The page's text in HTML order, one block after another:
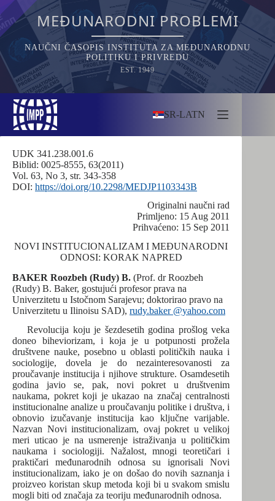
Skip
to
content
MEĐUNARODNI PROBLEMI
NAUČNI ČASOPIS INSTITUTA ZA MEĐUNARODNU
POLITIKU I PRIVREDU
EST. 1949
SR-LATN
UDK 341.238.001.6
Biblid: 0025-8555, 63(2011)
Vol. 63, No 3, str. 343-358
DOI: https://doi.org/10.2298/MEDJP1103343B
Originalni naučni rad
Primljeno: 15 Aug 2011
Prihvaćeno: 15 Sep 2011
NOVI INSTITUCIONALIZAM I MEĐUNARODNI
ODNOSI: KORAK NAPRED
BAKER Roozbeh (Rudy) B. (Prof. dr Roozbeh
(Rudy) B. Baker, gostujući profesor prava na
Univerzitetu u Istočnom Sarajevu; doktorirao pravo na
Univerzitetu u Ilinoisu SAD), rudy.baker @yahoo.com
Revolucija koju je šezdesetih godina prošlog veka
doneo biheviorizam, i koja je u potpunosti prožela
društvene nauke, posebno u oblasti političkih nauka i
sociologije, dovela je do nezainteresovanosti za
proučavanje institucija i njihove strukture. Osamdesetih
godina javio se, pak, novi pokret u društvenim
naukama, pokret koji je ukazao na značaj centralnosti
institucionalne analize u proučavanju politike i društva, i
obnovio izučavanje institucija kao ključne varijable.
Nazvan Novi institucionalizam, ovaj pokret u velikoj
meri uticao je na usmerenje istraživanja u političkim
naukama i sociologiji. Nažalost, mnogi teoretičari i
praktičari međunarodnih odnosa su ignorisali Novi
institucionalizam, iako je on došao do novih saznanja i
proizveo koristan skup metoda koji bi u svakom smislu
mogli biti od značaja za teoriju međunarodnih odnosa.